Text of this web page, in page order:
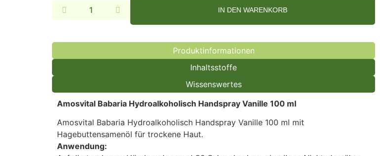
IN DEN WARENKORB
Alternative:
Produktinformationen
Inhaltsstoffe
Wissenswertes
Amosvital Babaria Hydroalkoholisch Handspray Vanille 100 ml
Amosvital Babaria Hydroalkoholisch Handspray Vanille 100 ml mit
Hagebuttensamenöl für trockene Haut.
Anwendung: